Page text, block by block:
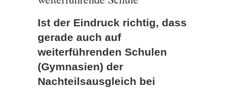
Ist der Eindruck richtig, dass
gerade auch auf
weiterführenden Schulen
(Gymnasien) der
Nachteilsausgleich bei